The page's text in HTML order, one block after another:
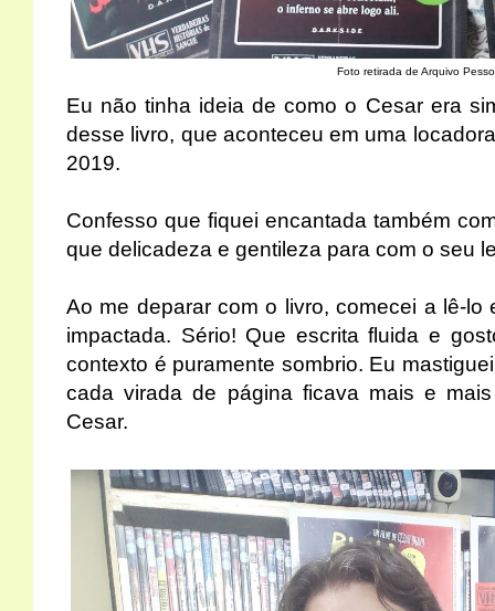
Foto retirada de Arquivo
Eu não tinha ideia de como o Cesar era
desse livro, que aconteceu em uma
2019.
Confesso que fiquei encantada também
que delicadeza e gentileza para com o seu
Ao me deparar com o livro, comecei a lê-lo
impactada. Sério! Que escrita fluida e
contexto é puramente sombrio. Eu
cada virada de página ficava mais e
Cesar.